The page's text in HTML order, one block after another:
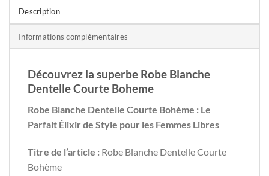
Description
Informations complémentaires
Découvrez la superbe Robe Blanche
Dentelle Courte Boheme
Robe Blanche Dentelle Courte Bohème : Le
Parfait Élixir de Style pour les Femmes Libres
Titre de l’article : Robe Blanche Dentelle Courte
Bohème